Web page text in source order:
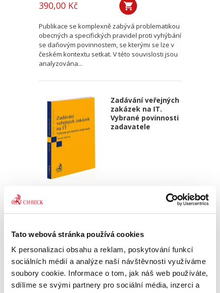
Tato webová stránka používá cookies
K personalizaci obsahu a reklam, poskytování funkcí
sociálních médií a analýze naší návštěvnosti využíváme
soubory cookie. Informace o tom, jak náš web používáte,
sdílíme se svými partnery pro sociální média, inzerci a
390,00 Kč
Publikace se komplexně zabývá problematikou
obecných a specifických pravidel proti vyhýbání
se daňovým povinnostem, se kterými se lze v
českém kontextu setkat. V této souvislosti jsou
analyzována...
Zadávání veřejných
zakázek na IT.
Vybrané povinnosti
zadavatele
390,00 Kč
Publikace je věnována analýze právních
povinností, které plynou orgánům veřejné
správy – zásadně v pozici veřejných
zadavatelů ve smyslu § 4 ZVZ – z vybraných
veřejnoprávních předpisů ve vztahu k...